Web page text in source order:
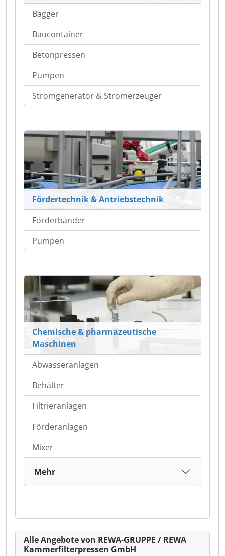
Bagger
Baucontainer
Betonpressen
Pumpen
Stromgenerator & Stromerzeuger
Fördertechnik & Antriebstechnik
Förderbänder
Pumpen
Chemische & pharmazeutische
Maschinen
Abwasseranlagen
Behälter
Filtrieranlagen
Förderanlagen
Mixer
Mehr
Alle Angebote von REWA-GRUPPE / REWA
Kammerfilterpressen GmbH